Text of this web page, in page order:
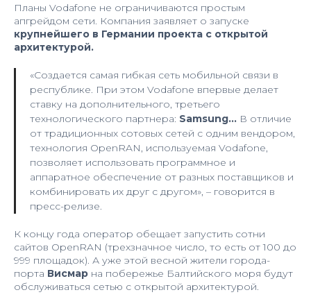
Планы Vodafone не ограничиваются простым
апгрейдом сети. Компания заявляет о запуске
крупнейшего в Германии проекта с открытой
архитектурой.
«Создается самая гибкая сеть мобильной связи в
республике. При этом Vodafone впервые делает
ставку на дополнительного, третьего
технологического партнера: Samsung… В отличие
от традиционных сотовых сетей с одним вендором,
технология OpenRAN, используемая Vodafone,
позволяет использовать программное и
аппаратное обеспечение от разных поставщиков и
комбинировать их друг с другом», – говорится в
пресс-релизе.
К концу года оператор обещает запустить сотни
сайтов OpenRAN (трехзначное число, то есть от 100 до
999 площадок). А уже этой весной жители города-
порта Висмар на побережье Балтийского моря будут
обслуживаться сетью с открытой архитектурой.